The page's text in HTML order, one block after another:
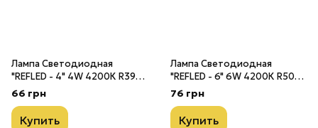
Лампа Светодиодная
"REFLED - 4" 4W 4200К R39
E14
66 грн
Купить
Лампа Светодиодная
"REFLED - 6" 6W 4200К R50
E14
76 грн
Купить